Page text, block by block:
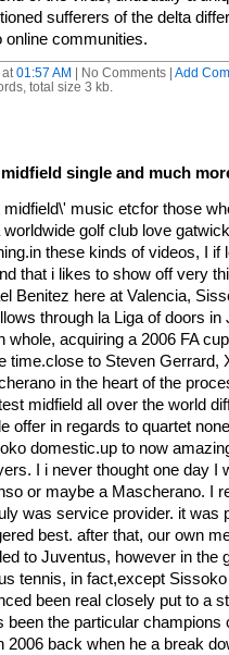
sufferers of the delta
online communities.
at 01:57 AM | No Comments | Add
total size 3 kb.
single and much
music etcfor those
golf club love
these kinds of videos, I if
that i likes to show off very
Benitez here at Valencia,
through la Liga of doors in
whole, acquiring a 2006 FA
time.close to Steven Gerrard,
in the heart of the
midfield all over the world
offer in regards to quartet
domestic.up to now
I i never thought one day I
or maybe a Mascherano. I
was service provider. it was
best. after that, our own
to Juventus, however in the
tennis, in fact,except
been real closely put to a
been the particular champions
2006 back when he a break